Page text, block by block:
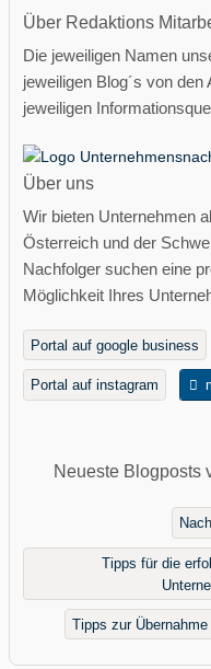
Über Redaktions
Die jeweiligen Namen
jeweiligen Blog´s von
jeweiligen
Über uns
Wir bieten Unternehmen
Österreich und der
Nachfolger suchen eine
Möglichkeit Ihres
Portal auf google business
Portal auf instagram
Neueste Blogposts
Tipps für die
Tipps zur